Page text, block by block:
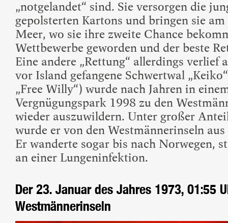
„notgelandet“ sind. Sie versorgen die
gepolsterten Kartons und bringen sie
Meer, wo sie ihre zweite Chance
Wettbewerbe geworden und der beste
Eine andere „Rettung“ allerdings verlief
vor Island gefangene Schwertwal
„Free Willy“) wurde nach Jahren in
Vergnügungspark 1998 zu den
wieder auszuwildern. Unter großer
wurde er von den Westmännerinseln
Er wanderte sogar bis nach Norwegen,
an einer Lungeninfektion.
Der 23. Januar des Jahres 1973, 01:55
Westmännerinseln